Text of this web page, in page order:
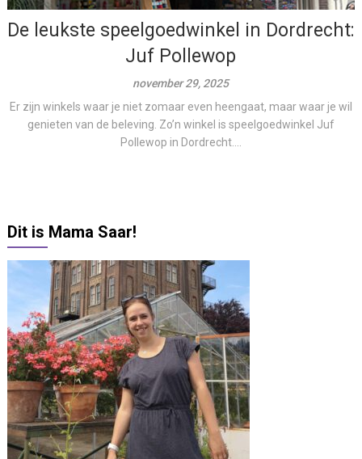
De leukste speelgoedwinkel in Dordrecht:
Juf Pollewop
november 29, 2025
Er zijn winkels waar je niet zomaar even heengaat, maar waar je wil
genieten van de beleving. Zo’n winkel is speelgoedwinkel Juf
Pollewop in Dordrecht....
Dit is Mama Saar!